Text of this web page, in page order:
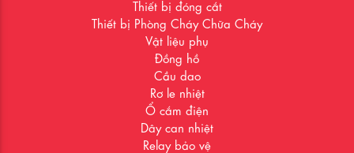
Thiết bị đóng cắt
Thiết bị Phòng Cháy Chữa Cháy
Vật liệu phụ
Đồng hồ
Cầu dao
Rơ le nhiệt
Ổ cắm điện
Dây can nhiệt
Relay bảo vệ